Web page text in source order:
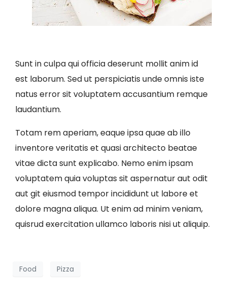
Sunt in culpa qui officia deserunt mollit anim id
est laborum. Sed ut perspiciatis unde omnis iste
natus error sit voluptatem accusantium remque
laudantium.
Totam rem aperiam, eaque ipsa quae ab illo
inventore veritatis et quasi architecto beatae
vitae dicta sunt explicabo. Nemo enim ipsam
voluptatem quia voluptas sit aspernatur aut odit
aut git eiusmod tempor incididunt ut labore et
dolore magna aliqua. Ut enim ad minim veniam,
quisrud exercitation ullamco laboris nisi ut aliquip.
Food Pizza